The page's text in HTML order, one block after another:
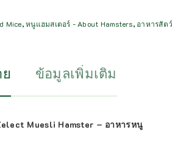
Mice,หนูแฮมสเตอร์ - About Hamsters, อาหารสัต
ข้อมูลเพิ่มเติม
Muesli Hamster – อาหารหนู